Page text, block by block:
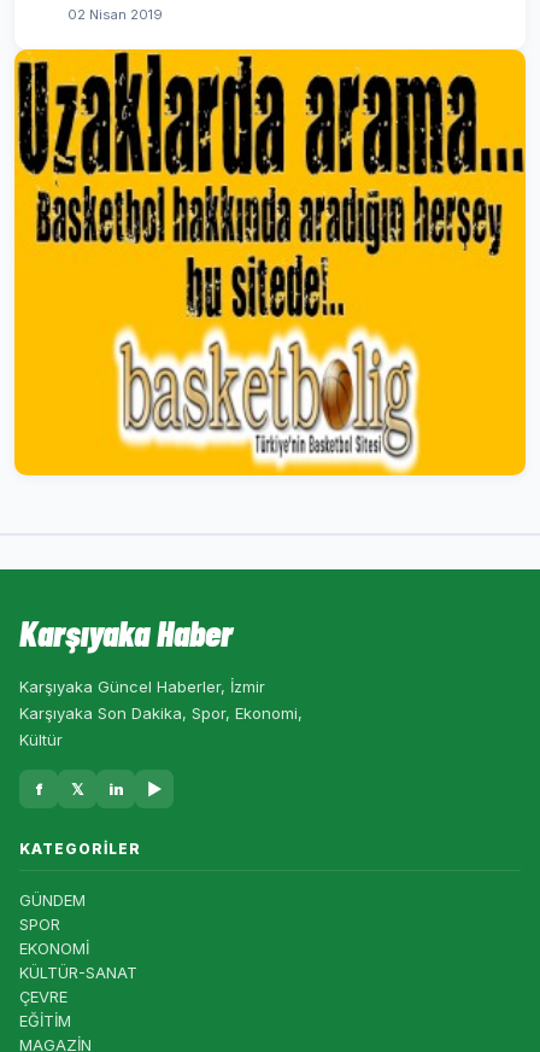
02 Nisan 2019
Karşıyaka Haber
Karşıyaka Güncel Haberler, İzmir
Karşıyaka Son Dakika, Spor, Ekonomi,
Kültür
f 𝕏 in ▶
KATEGORILER
GÜNDEM
SPOR
EKONOMİ
KÜLTÜR-SANAT
ÇEVRE
EĞİTİM
MAGAZİN